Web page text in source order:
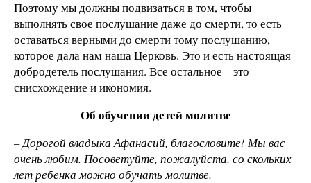
Поэтому мы должны подвизаться в том, чтобы
выполнять свое послушание даже до смерти, то есть
оставаться верными до смерти тому послушанию,
которое дала нам наша Церковь. Это и есть настоящая
добродетель послушания. Все остальное – это
снисхождение и икономия.
Об обучении детей молитве
– Дорогой владыка Афанасий, благословите! Мы вас
очень любим. Посоветуйте, пожалуйста, со скольких
лет ребенка можно обучать молитве.